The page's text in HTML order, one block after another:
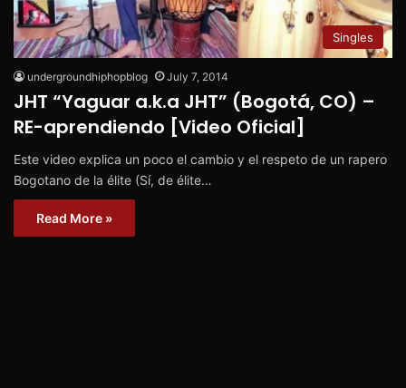
Singles
undergroundhiphopblog July 7, 2014
JHT “Yaguar a.k.a JHT” (Bogotá, CO) –
RE-aprendiendo [Video Oficial]
Este video explica un poco el cambio y el respeto de un rapero
Bogotano de la élite (Sí, de élite…
Read More »